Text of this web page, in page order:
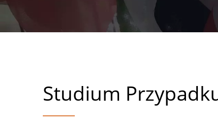
ponad 500 produkcji
Studium